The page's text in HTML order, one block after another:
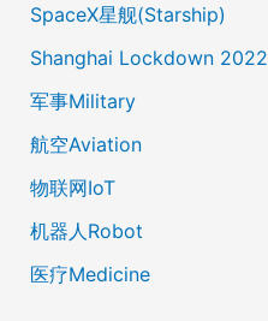
SpaceX星舰(Starship)
Shanghai Lockdown 2022
军事Military
航空Aviation
物联网IoT
机器人Robot
医疗Medicine